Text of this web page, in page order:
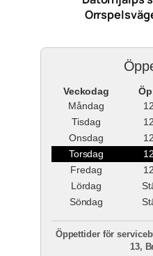
Veckodag
Måndag
Tisdag
Onsdag
Torsdag
Fredag
Lördag
Söndag
Öppettider för
13,